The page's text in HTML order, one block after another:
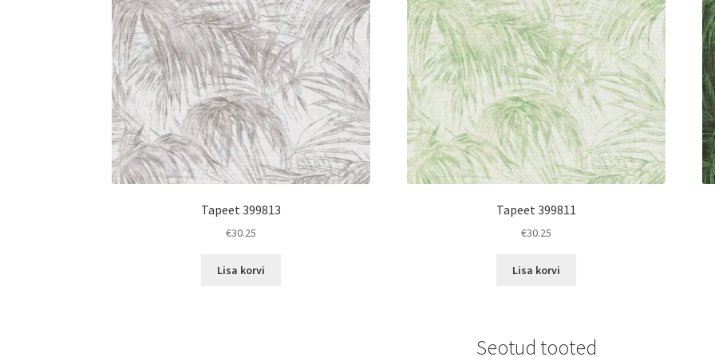
Tapeet 399813
€30.25
Lisa korvi
Tapeet 399811
€30.25
Lisa korvi
Seotud tooted